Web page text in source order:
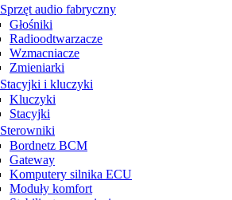
Sprzęt audio fabryczny
Głośniki
Radioodtwarzacze
Wzmacniacze
Zmieniarki
Stacyjki i kluczyki
Kluczyki
Stacyjki
Sterowniki
Bordnetz BCM
Gateway
Komputery silnika ECU
Moduły komfort